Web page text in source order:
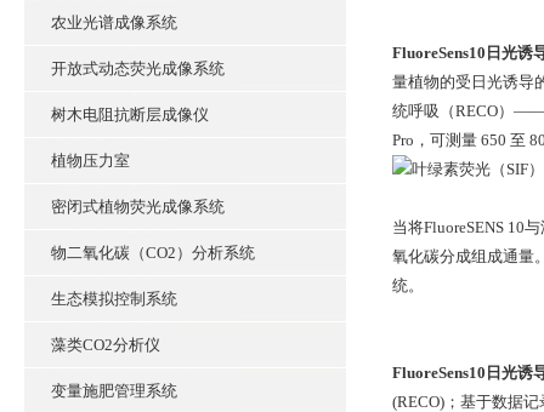
农业光谱成像系统
开放式动态荧光成像系统
树木电阻抗断层成像仪
植物压力室
密闭式植物荧光成像系统
物二氧化碳（CO2）分析系统
生态模拟控制系统
藻类CO2分析仪
变量施肥管理系统
FluoreSens10日光诱
量植物的受日光诱导
统呼吸（RECO）——
Pro，可测量 650 至
当将FluoreSENS 10
氧化碳分成组成通量
统。
FluoreSens10日光诱
(RECO)；基于数据